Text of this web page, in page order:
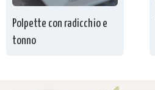
Polpette con radicchio e
tonno